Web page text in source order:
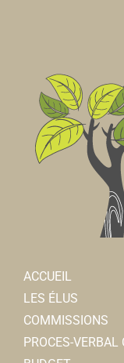
ACCUEIL
LES ÉLUS
COMMISSIONS
PROCES-VERBAL